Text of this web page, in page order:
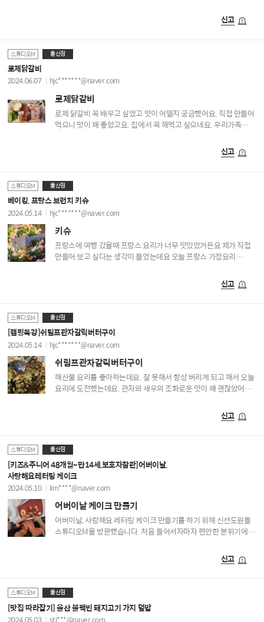
신고
스튜디오M 울산점
로제닭갈비
2024.06.07 hjc*******@naver.com
로제닭갈비
로제 닭갈비 꼭 배우고 싶었고 맛이 어떨지 궁금했어요. 직접 만들어
먹으니 맛이 꽤 좋았고요. 집에서 꼭 해먹고 싶으네요. 우리가족
신고
스튜디오M 울산점
베이킹, 프랑스 브런치 키슈
2024.05.14 hjc*******@naver.com
키슈
프랑스에 여행 갔을때 프랑스 요리가 너무 맛있었거든요 제가 직접
만들어 보고 싶다는 생각이 들었는데요 오늘 프랑스 가정요리
신고
스튜디오M 울산점
[캠핑특강]쉬림프관자갈릭버터구이
2024.05.14 hjc*******@naver.com
쉬림프관자갈릭버터구이
해산물 요리를 좋아하는데요. 잘 못해서 항상 버리게 되고 해서 오늘
요리에 도전했는데요. 관자와 새우의 조화로운 맛이 꽤 괜찮았어요.
신고
스튜디오M 울산점
[키즈&주니어 48개월~만14세,보호자참관]어버이날,
사랑해요레터링 케이크
2024.05.10 lim****@naver.com
어버이날 케이크 만들기
어버이날, 사랑해요 레터링 케이크 만들기를 하기 위해 신선도원몰
스튜디오M을 방문했습니다. 처음 들어서자마자 편안한 분위기에
시작되고 선생님께서 한명한명 꼼꼼히 친절하게 봐주시고 아이들이
스스로 해볼 수 있게 잘 이끌어주셔서 기대 이상으로 너무나 만족한
뿌듯해했습니다.^^다음에 또 참
신고
스튜디오M 울산점
[맛집 따라잡기] 울산 블랙빈 돼지고기 가지 덮밥
2024.05.03 sti***@naver.com